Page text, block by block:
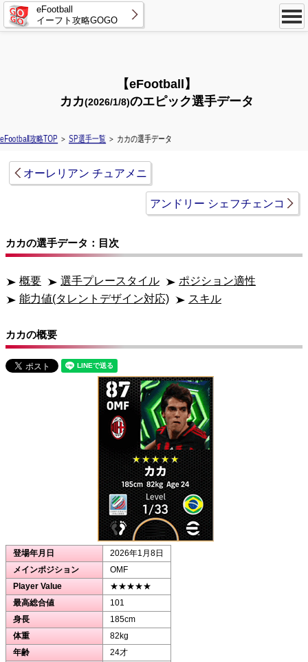
eFootball
イーフト攻略GOGO
【eFootball】
カカ(2026/1/8)のエピック選手データ
eFootball攻略TOP ＞ SP選手一覧 ＞ カカの選手データ
オーレリアン チュアメニ
アンドリー シェフチェンコ
カカの選手データ：目次
概要 選手プレースタイル
ポジション適性
能力値(タレントデザイン対応)
スキル
カカの概要
登場年月日
2026年1月8日
メインポジション
OMF
Player Value
★★★★★
最高総合値
101
身長
185cm
体重
82kg
年齢
24才